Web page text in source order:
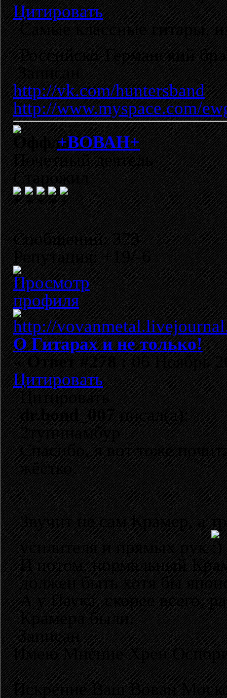
Цитировать
Самые классные гитары,
Российско-Германский
Записан
http://vk.com/huntersband
http://www.myspace.com/
+ВОВАН+
Почетный деятель
Старожил
Сообщений: 373
Репутация: +19/-6
О Гитарах и не только!
«Ответ #278 :06 Ноябрь
Цитировать
Цитировать
dr.bond_007писал(а):
2тупинамбур
Спасибо, я вот тоже
жёстко.
Звучит не сам Крамер, а
усилителя и прямых рук
И потом, нормальный
должен быть хотя бы
А у Паука, скорее всего,
Крамера были.
Записан
Имею Мнение Хрен
Искренне Ваш Вован